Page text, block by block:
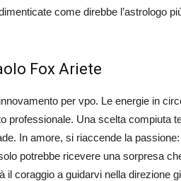
come direbbe l’astrologo
Fox Ariete
per vpo. Le energie in
professionale. Una scelta compiuta
In amore, si riaccende la
potrebbe ricevere una sorpresa
il coraggio a guidarvi nella direzione